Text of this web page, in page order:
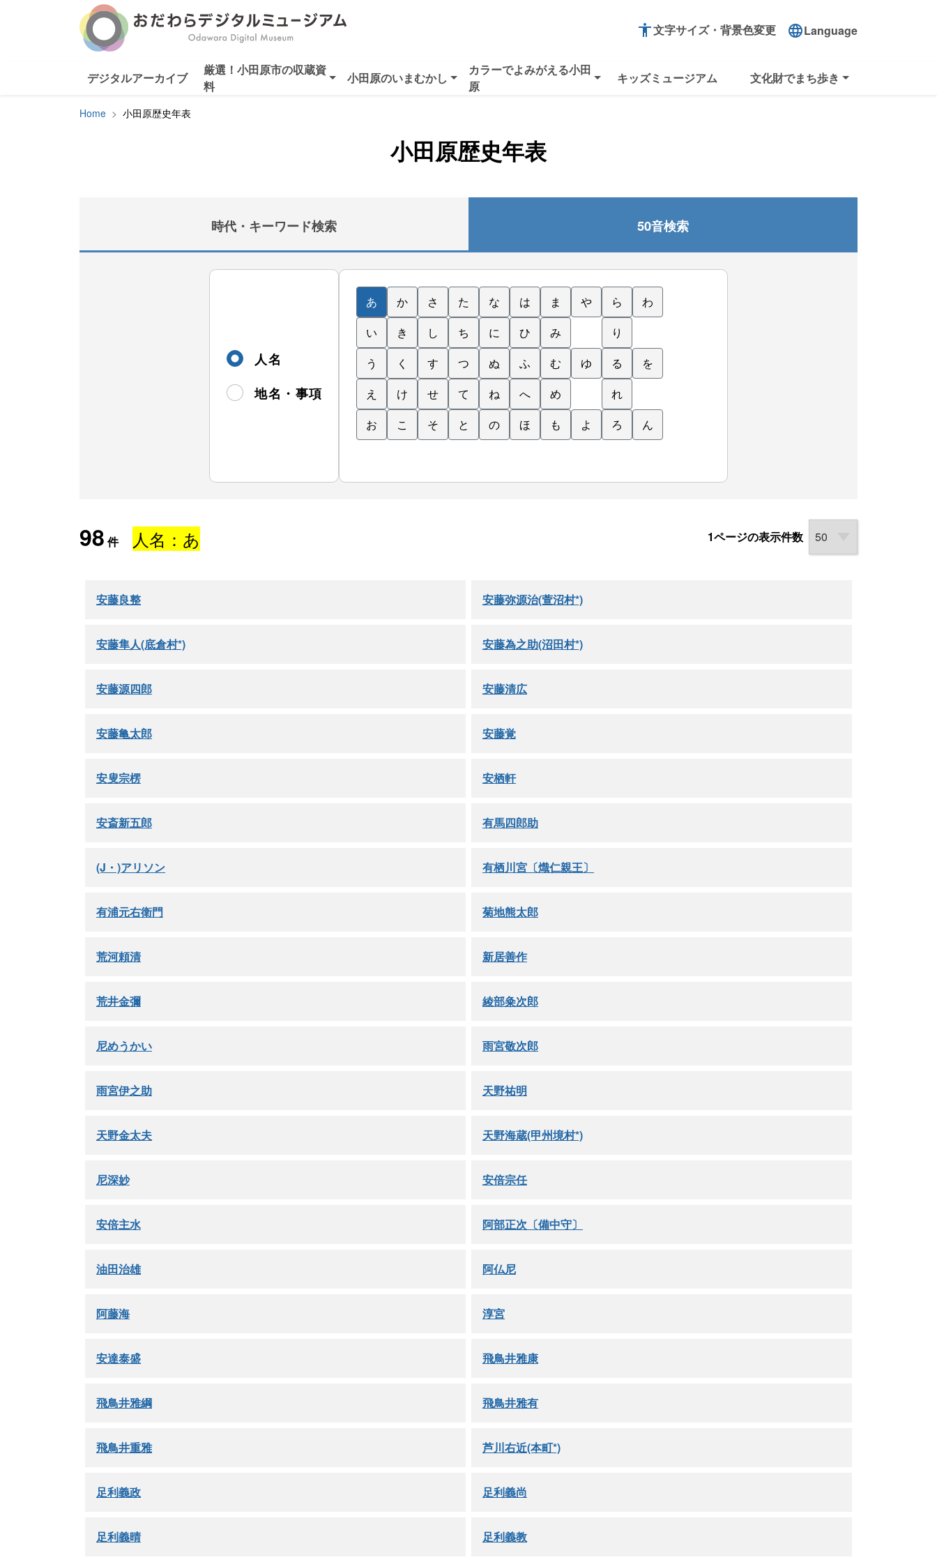
accessibility文字サイズ・背景色変更 languageLanguage
デジタルアーカイブ
厳選！小田原市の収蔵資
料
小田原のいまむかし
カラーでよみがえる小田
原
キッズミュージアム 文化財でまち歩き
Home 小田原歴史年表
小田原歴史年表
時代・キーワード検索 50音検索
人名
地名・事項
あ
い
う
え
お
か
き
く
け
こ
さ
し
す
せ
そ
た
ち
つ
て
と
な
に
ぬ
ね
の
は
ひ
ふ
へ
ほ
ま
み
む
め
も
や
ゆ
よ
ら
り
る
れ
ろ
わ
を
ん
98 件 人名：あ 1ページの表示件数
安藤良整 安藤弥源治(萱沼村*)
安藤隼人(底倉村*) 安藤為之助(沼田村*)
安藤源四郎 安藤清広
安藤亀太郎 安藤覚
安叟宗楞 安栖軒
安斎新五郎 有馬四郎助
(J・)アリソン 有栖川宮〔熾仁親王〕
有浦元右衛門 菊地熊太郎
荒河頼清 新居善作
荒井金彌 綾部粂次郎
尼めうかい 雨宮敬次郎
雨宮伊之助 天野祐明
天野金太夫 天野海蔵(甲州境村*)
尼深妙 安倍宗任
安倍主水 阿部正次〔備中守〕
油田治雄 阿仏尼
阿藤海 淳宮
安達泰盛 飛鳥井雅康
飛鳥井雅綱 飛鳥井雅有
飛鳥井重雅 芦川右近(本町*)
足利義政 足利義尚
足利義晴 足利義教